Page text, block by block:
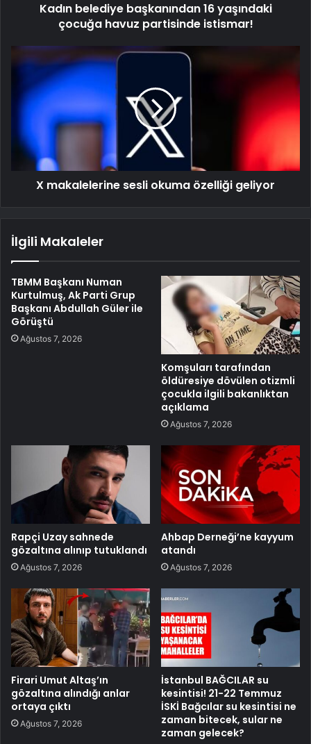
Kadın belediye başkanından 16 yaşındaki
çocuğa havuz partisinde istismar!
X makalelerine sesli okuma özelliği geliyor
İlgili Makaleler
TBMM Başkanı Numan
Kurtulmuş, Ak Parti Grup
Başkanı Abdullah Güler ile
Görüştü
Ağustos 7, 2026
Komşuları tarafından
öldüresiye dövülen otizmli
çocukla ilgili bakanlıktan
açıklama
Ağustos 7, 2026
Rapçi Uzay sahnede
gözaltına alınıp tutuklandı
Ağustos 7, 2026
Ahbap Derneği’ne kayyum
atandı
Ağustos 7, 2026
Firari Umut Altaş’ın
gözaltına alındığı anlar
ortaya çıktı
Ağustos 7, 2026
İstanbul BAĞCILAR su
kesintisi! 21-22 Temmuz
İSKİ Bağcılar su kesintisi ne
zaman bitecek, sular ne
zaman gelecek?